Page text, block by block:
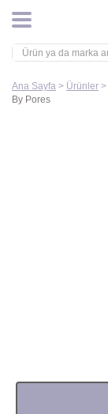
Ana Sayfa > Ürünler >
By Pores